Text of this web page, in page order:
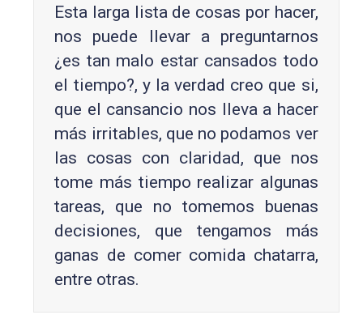
Esta larga lista de cosas por hacer,
nos puede llevar a preguntarnos
¿es tan malo estar cansados todo
el tiempo?, y la verdad creo que si,
que el cansancio nos lleva a hacer
más irritables, que no podamos ver
las cosas con claridad, que nos
tome más tiempo realizar algunas
tareas, que no tomemos buenas
decisiones, que tengamos más
ganas de comer comida chatarra,
entre otras.